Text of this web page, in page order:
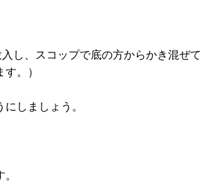
、スコップで底の方からかき混ぜて
。）
しましょう。